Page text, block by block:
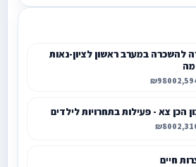
להשכרה במערב ראשון לציון-נאות
₪9800
הכן צא - פעילות בתחרויות לילדים
₪800
חיים